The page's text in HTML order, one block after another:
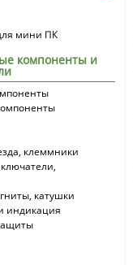
мини ПК
компоненты и
клеммники
катушки
индикация